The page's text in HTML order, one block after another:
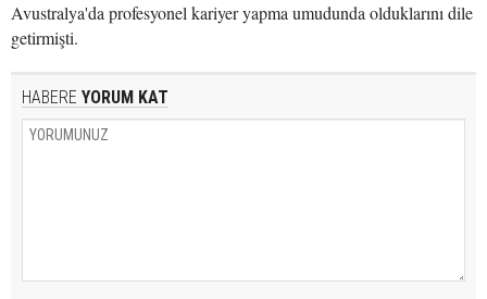
Avustralya'da profesyonel kariyer yapma umudunda olduklarını dile
getirmişti.
HABERE YORUM KAT